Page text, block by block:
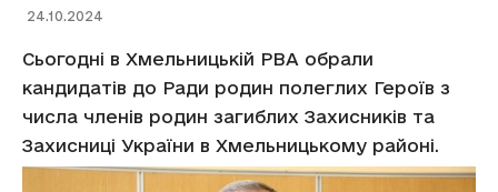
24.10.2024
Сьогодні в Хмельницькій РВА обрали
кандидатів до Ради родин полеглих Героїв з
числа членів родин загиблих Захисників та
Захисниці України в Хмельницькому районі.